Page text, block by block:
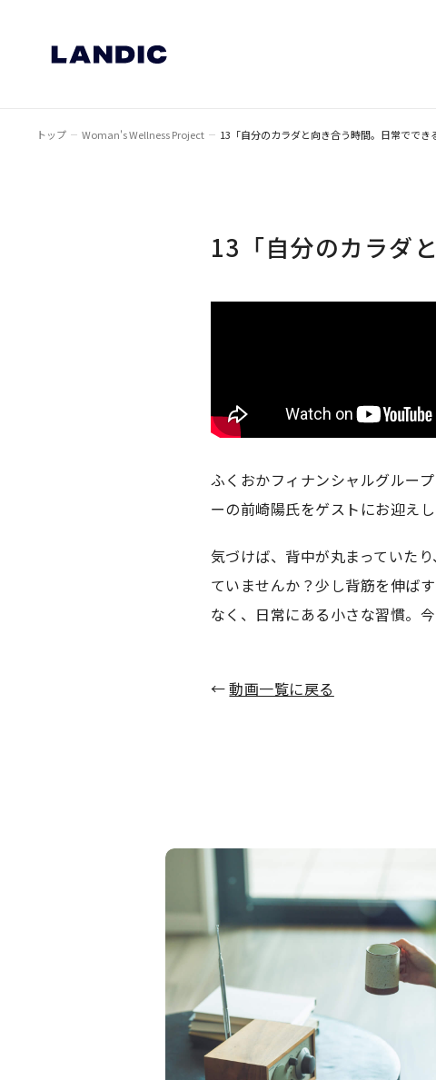
トップ Woman's Wellness Project 13「自分のカラダと向き合う時間。日常ででき
13「自分のカラダ
ふくおかフィナンシャルグルー
ーの前崎陽氏をゲストにお迎えし
気づけば、背中が丸まっていた
ていませんか？少し背筋を伸ば
なく、日常にある小さな習慣。
←動画一覧に戻る